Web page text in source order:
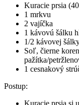
Kuracie prsia
1 mrkvu
2 vajíčka
1 kávovú šálku
1/2 kávovej
Soľ, čierne
pažítka/
1 cesnakový
Postup:
Kuracie prsia si